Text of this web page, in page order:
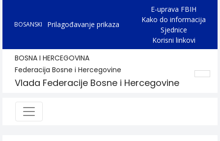
BOSANSKI Prilagođavanje prikaza
E-uprava FBIH
Kako do informacija
Sjednice
Korisni linkovi
BOSNA I HERCEGOVINA
Federacija Bosne i Hercegovine
Vlada Federacije Bosne i Hercegovine